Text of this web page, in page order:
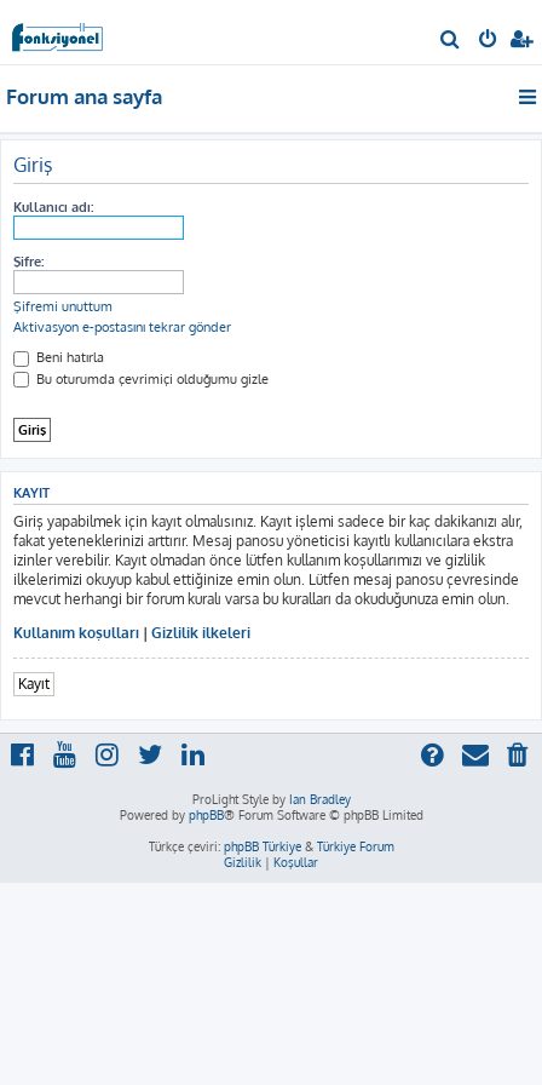
r
Forum ana sayfa
Giriş
Kullanıcı adı:
Şifre:
Şifremi unuttum
Aktivasyon e-postasını tekrar gönder
Beni hatırla
Bu oturumda çevrimiçi olduğumu gizle
KAYIT
Giriş yapabilmek için kayıt olmalısınız. Kayıt işlemi sadece bir kaç dakikanızı alır,
fakat yeteneklerinizi arttırır. Mesaj panosu yöneticisi kayıtlı kullanıcılara ekstra
izinler verebilir. Kayıt olmadan önce lütfen kullanım koşullarımızı ve gizlilik
ilkelerimizi okuyup kabul ettiğinize emin olun. Lütfen mesaj panosu çevresinde
mevcut herhangi bir forum kuralı varsa bu kuralları da okuduğunuza emin olun.
Kullanım koşulları | Gizlilik ilkeleri
Kayıt
ProLight Style by Ian Bradley
Powered by phpBB® Forum Software © phpBB Limited
Türkçe çeviri: phpBB Türkiye& Türkiye Forum
Gizlilik | Koşullar